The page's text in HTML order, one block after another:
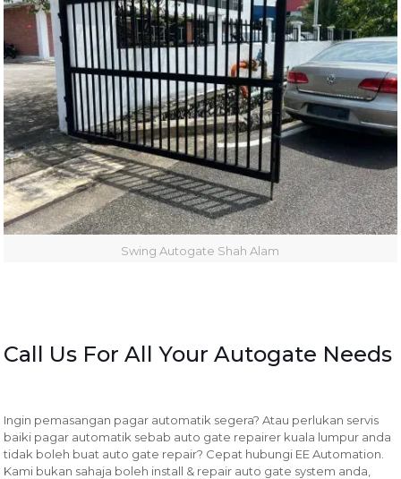
Swing Autogate Shah Alam
Call Us For All Your Autogate Needs
Ingin pemasangan pagar automatik segera? Atau perlukan servis
baiki pagar automatik sebab auto gate repairer kuala lumpur anda
tidak boleh buat auto gate repair? Cepat hubungi EE Automation.
Kami bukan sahaja boleh install & repair auto gate system anda,